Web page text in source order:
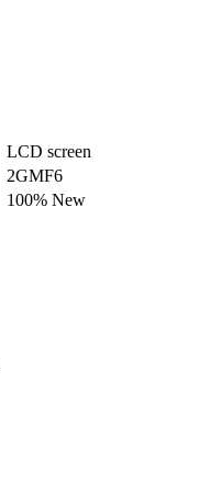
LCD screen
2GMF6
100% New